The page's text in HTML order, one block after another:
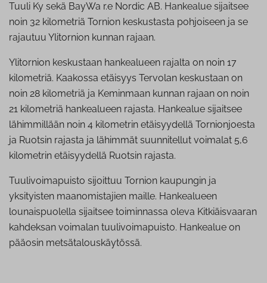
Tuuli Ky sekä BayWa r.e Nordic AB. Hankealue sijaitsee
noin 32 kilometriä Tornion keskustasta pohjoiseen ja se
rajautuu Ylitornion kunnan rajaan.
Ylitornion keskustaan hankealueen rajalta on noin 17
kilometriä. Kaakossa etäisyys Tervolan keskustaan on
noin 28 kilometriä ja Keminmaan kunnan rajaan on noin
21 kilometriä hankealueen rajasta. Hankealue sijaitsee
lähimmillään noin 4 kilometrin etäisyydellä Tornionjoesta
ja Ruotsin rajasta ja lähimmät suunnitellut voimalat 5,6
kilometrin etäisyydellä Ruotsin rajasta.
Tuulivoimapuisto sijoittuu Tornion kaupungin ja
yksityisten maanomistajien maille. Hankealueen
lounaispuolella sijaitsee toiminnassa oleva Kitkiäisvaaran
kahdeksan voimalan tuulivoimapuisto. Hankealue on
pääosin metsätalouskäytössä.